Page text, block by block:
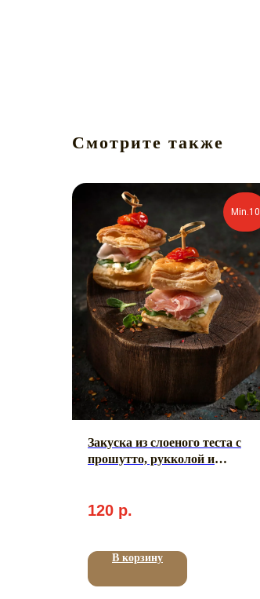
Смотрите также
Min.10
Закуска из слоеного теста с
прошутто, рукколой и
120 р.
В корзину